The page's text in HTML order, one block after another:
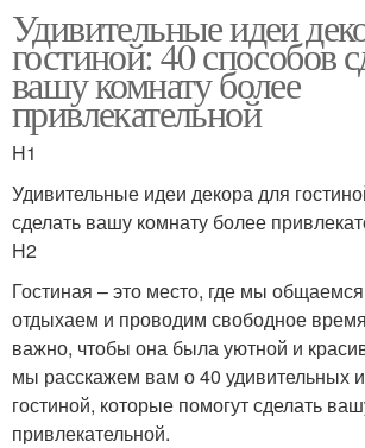
Удивительные идеи
гостиной: 40 способов
вашу комнату более
привлекательной
H1
Удивительные идеи декора для
сделать вашу комнату более
H2
Гостиная – это место, где мы
отдыхаем и проводим свободное
важно, чтобы она была уютной и
мы расскажем вам о 40 удивительных
гостиной, которые помогут сделать
привлекательной.